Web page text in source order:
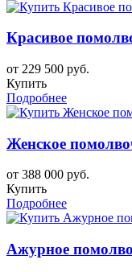
Красивое
от 229 500 руб.
Купить
Подробнее
Женское
от 388 000 руб.
Купить
Подробнее
Ажурное